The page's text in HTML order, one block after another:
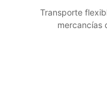
Transporte
mercancías